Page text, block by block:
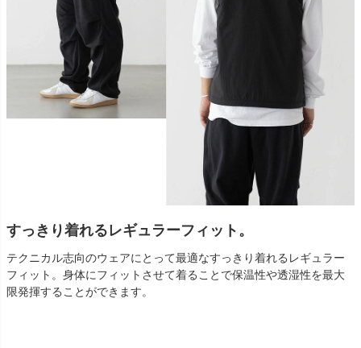
すっきり着れるレギュラーフィット。
テクニカル志向のウェアにとって最適なすっきり着れるレギュラー
フィット。身体にフィットさせて着ることで保温性や透湿性を最大
限発揮することができます。